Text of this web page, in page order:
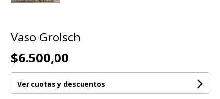
Vaso Grolsch
$6.500,00
Ver cuotas y descuentos